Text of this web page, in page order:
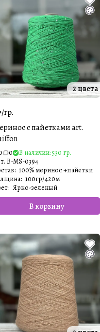
2 цвета
гр.
с пайетками art.
0
В наличии: 530 гр.
B-MS-0394
В корзину
: 100% меринос +пайетки
: 100гр/420м
: Ярко-зеленый